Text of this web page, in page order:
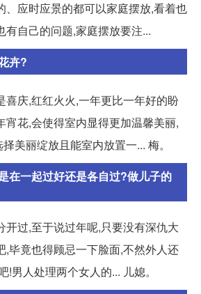
、应时应景的都可以家庭摆放,看着也
有自己的问题,家庭摆放要注...
卉?
喜庆,红红火火,一年更比一年好的盼
宵花,会使得室内显得更加温馨美丽,
美丽绽放且能室内放置一... 梅。
在一起过好还是各自过?做儿子的
开过,至于说过年呢,只要没有深仇大
,毕竟也得顾忌一下脸面,不然外人还
!男人处理两个女人的... 儿媳。